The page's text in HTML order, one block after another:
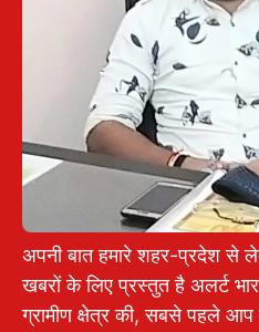
अपनी बात हमारे शहर-प्रदेश से
खबरों के लिए प्रस्तुत है अलर्ट
ग्रामीण क्षेत्र की, सबसे पहले